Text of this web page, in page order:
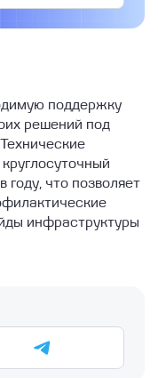
поддержку
решений под
что позволяет
инфраструктуры